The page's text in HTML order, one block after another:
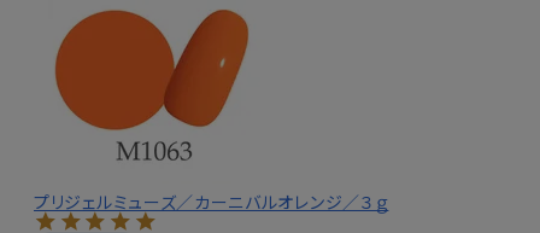
プリジェルミューズ／カーニバルオレンジ／３ｇ